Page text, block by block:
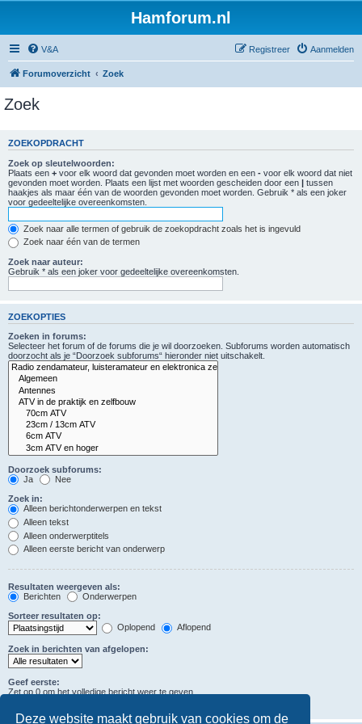
Deze website maakt gebruik van cookies om de
Hamforum.nl
V&A Aanmelden
Registreer
Forumoverzicht Zoek
Zoek
ZOEKOPDRACHT
Zoek op sleutelwoorden:
Plaats een + voor elk woord dat gevonden moet worden en een - voor elk woord dat niet
gevonden moet worden. Plaats een lijst met woorden gescheiden door een | tussen
haakjes als maar één van de woorden gevonden moet worden. Gebruik * als een joker
voor gedeeltelijke overeenkomsten.
Zoek naar alle termen of gebruik de zoekopdracht zoals het is ingevuld
Zoek naar één van de termen
Zoek naar auteur:
Gebruik * als een joker voor gedeeltelijke overeenkomsten.
ZOEKOPTIES
Zoeken in forums:
Selecteer het forum of de forums die je wil doorzoeken. Subforums worden automatisch
doorzocht als je “Doorzoek subforums“ hieronder niet uitschakelt.
Doorzoek subforums:
Ja
Nee
Zoek in:
Alleen berichtonderwerpen en tekst
Alleen tekst
Alleen onderwerptitels
Alleen eerste bericht van onderwerp
Resultaten weergeven als:
Berichten
Onderwerpen
Sorteer resultaten op:
Oplopend
Aflopend
Zoek in berichten van afgelopen:
Geef eerste:
Zet op 0 om het volledige bericht weer te geven.